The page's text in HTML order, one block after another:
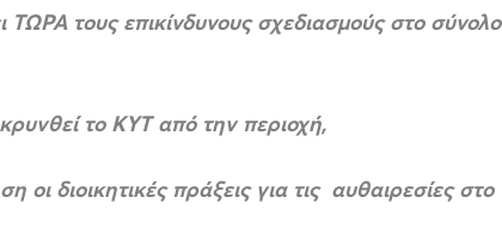
τους επικίνδυνους σχεδιασμούς στο σύνολο
το ΚΥΤ από την περιοχή,
διοικητικές πράξεις για τις αυθαιρεσίες στο